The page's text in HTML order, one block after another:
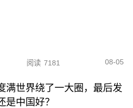
阅读 7181 08-05
满世界绕了一大圈，最后发
是中国好？